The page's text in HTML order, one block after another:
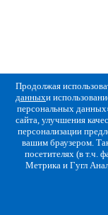
Продолжая
данныхи
персональных
сайта, улучшения
персонализации
вашим браузером.
посетителях (в т.ч.
Метрика и Гугл